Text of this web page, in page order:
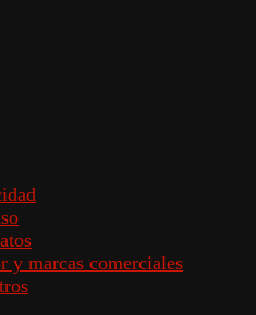
y marcas comerciales